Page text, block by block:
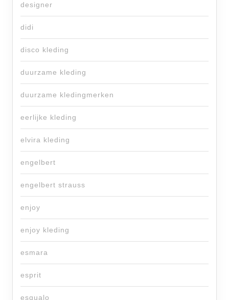
designer
didi
disco kleding
duurzame kleding
duurzame kledingmerken
eerlijke kleding
elvira kleding
engelbert
engelbert strauss
enjoy
enjoy kleding
esmara
esprit
esqualo